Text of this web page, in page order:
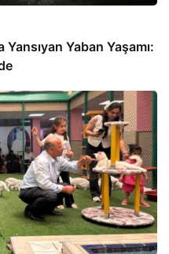
Yansıyan Yaban Yaşamı: